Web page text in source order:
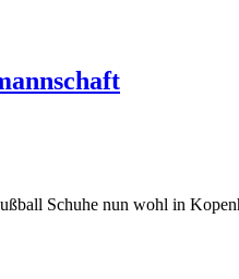
Fußball Schuhe nun wohl in